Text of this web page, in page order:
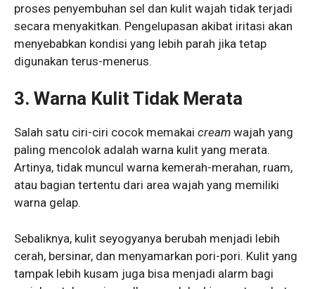
proses penyembuhan sel dan kulit wajah tidak terjadi
secara menyakitkan. Pengelupasan akibat iritasi akan
menyebabkan kondisi yang lebih parah jika tetap
digunakan terus-menerus.
3. Warna Kulit Tidak Merata
Salah satu ciri-ciri cocok memakai cream wajah yang
paling mencolok adalah warna kulit yang merata.
Artinya, tidak muncul warna kemerah-merahan, ruam,
atau bagian tertentu dari area wajah yang memiliki
warna gelap.
Sebaliknya, kulit seyogyanya berubah menjadi lebih
cerah, bersinar, dan menyamarkan pori-pori. Kulit yang
tampak lebih kusam juga bisa menjadi alarm bagi